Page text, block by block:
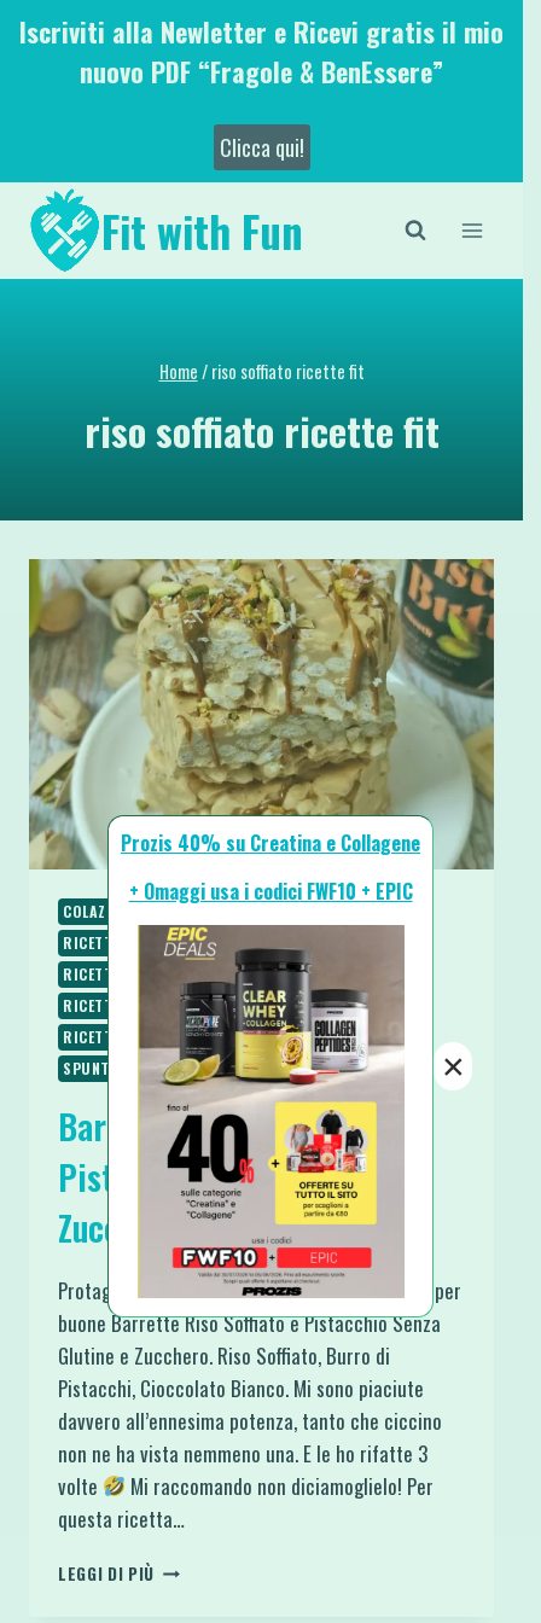
SaltaIscriviti alla Newletter e Ricevi gratis il mio
nuovo PDF “Fragole & BenEssere”
Clicca qui!
Fit with Fun
Home/ riso soffiato ricette fit
riso soffiato ricette fit
COLAZIONE
RICETTE PROTEICHE
RICETTE SENZA COTTURA
RICETTE SENZA GLUTINE
RICETTE SENZA UOVA
RICETTE SENZA ZUCCHERO
RICETTE VEGANE
RICETTE VEGETARIANE
SPUNTINI E SNACKS
Barrette Riso Soffiato e
Pistacchio Senza Glutine e
Zucchero
Protagonisti da sballo e da sbavo per queste super
buone Barrette Riso Soffiato e Pistacchio Senza
Glutine e Zucchero. Riso Soffiato, Burro di
Pistacchi, Cioccolato Bianco. Mi sono piaciute
davvero all’ennesima potenza, tanto che ciccino
non ne ha vista nemmeno una. E le ho rifatte 3
volte
Mi raccomando non diciamoglielo! Per
questa ricetta…
LEGGI DI PIÙ BARRETTE
Prozis 40% su Creatina e Collagene
+ Omaggi usa i codici FWF10 + EPIC
×